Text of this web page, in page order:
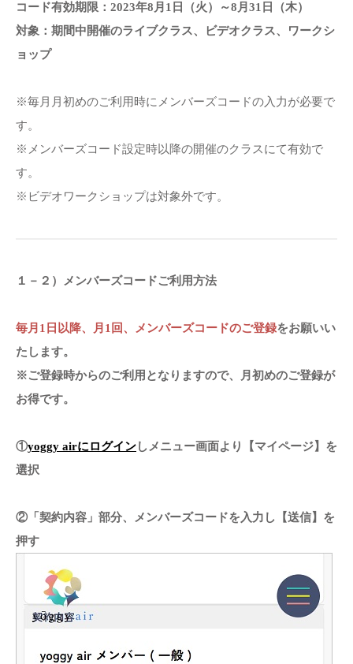
コード有効期限：2023年8月1日（火）～8月31日（木）
対象：期間中開催のライブクラス、ビデオクラス、ワークシ
ョップ
※毎月月初めのご利用時にメンバーズコードの入力が必要で
す。
※メンバーズコード設定時以降の開催のクラスにて有効で
す。
※ビデオワークショップは対象外です。
１－２）メンバーズコードご利用方法
毎月1日以降、月1回、メンバーズコードのご登録をお願いい
たします。
※ご登録時からのご利用となりますので、月初めのご登録が
お得です。
①yoggy airにログイン しメニュー画面より【マイページ】を
選択
②「契約内容」部分、メンバーズコードを入力し【送信】を
押す